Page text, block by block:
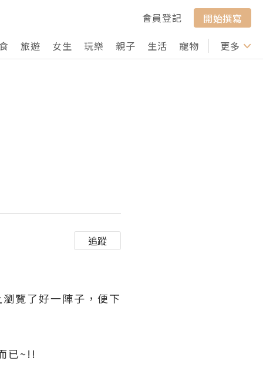
會員登記
開始撰寫
旅遊 女生 玩樂 親子 生活 寵物 行山 打卡
更多
追蹤
覽了好一陣子，便下
已~!!